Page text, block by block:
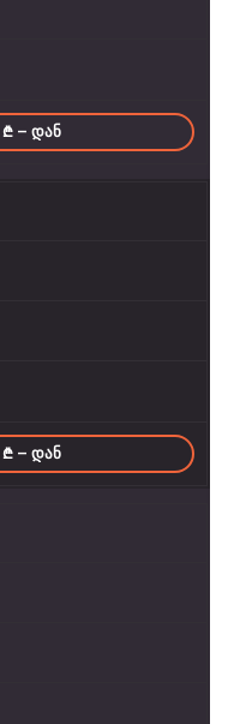
– ᲓᲐᲜ
– ᲓᲐᲜ